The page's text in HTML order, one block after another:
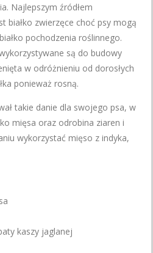
Najlepszym źródłem
białko zwierzęce choć psy mogą
pochodzenia roślinnego.
są do budowy
w odróżnieniu od dorosłych
ponieważ rosną.
takie danie dla swojego psa, w
mięsa oraz odrobina ziaren i
wykorzystać mięso z indyka,
kaszy jaglanej